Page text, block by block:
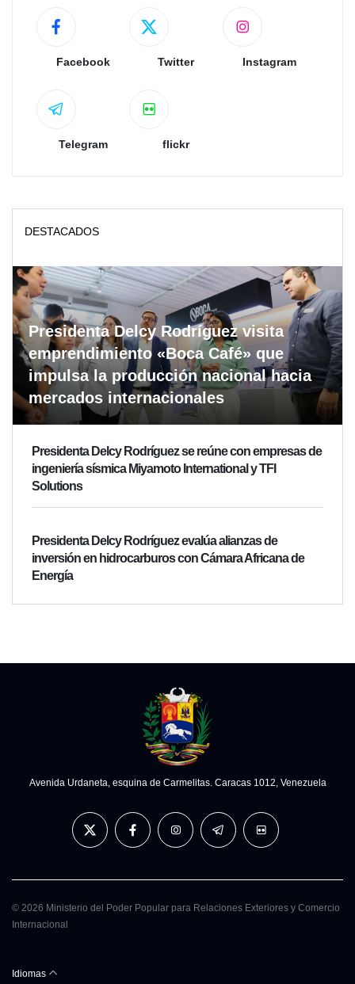
Facebook Twitter Instagram
Telegram flickr
DESTACADOS
Presidenta Delcy Rodríguez visita
emprendimiento «Boca Café» que
impulsa la producción nacional hacia
mercados internacionales
Presidenta Delcy Rodríguez se reúne con empresas de
ingeniería sísmica Miyamoto International y TFI
Solutions
Presidenta Delcy Rodríguez evalúa alianzas de
inversión en hidrocarburos con Cámara Africana de
Energía
Avenida Urdaneta, esquina de Carmelitas. Caracas 1012, Venezuela
© 2026 Ministerio del Poder Popular para Relaciones Exteriores y Comercio
Internacional
Idiomas